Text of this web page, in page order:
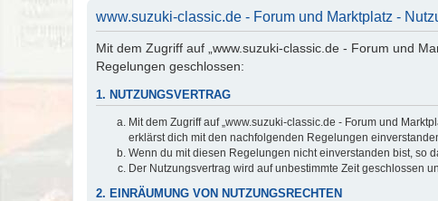
www.suzuki-classic.de - Forum und Marktplatz -
Mit dem Zugriff auf „www.suzuki-classic.de - Forum und
Regelungen geschlossen:
1. NUTZUNGSVERTRAG
Mit dem Zugriff auf „www.suzuki-classic.de - Forum und
erklärst dich mit den nachfolgenden Regelungen
Wenn du mit diesen Regelungen nicht einverstanden bist, so
Der Nutzungsvertrag wird auf unbestimmte Zeit geschlossen
2. EINRÄUMUNG VON NUTZUNGSRECHTEN